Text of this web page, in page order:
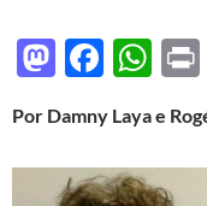
M
to
d
F
e
b
W
at
s
Por Damny Laya e